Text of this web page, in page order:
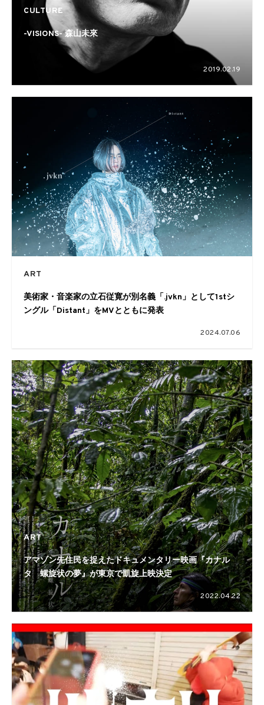
CULTURE
-VISIONS- 森山未來
2019.02.19
ART
美術家・音楽家の立石従寛が別名義「.jvkn」として1stシ
ングル「Distant」をMVとともに発表
2024.07.06
ART
アマゾン先住民を捉えたドキュメンタリー映画『カナル
タ 螺旋状の夢』が東京で凱旋上映決定
2022.04.22